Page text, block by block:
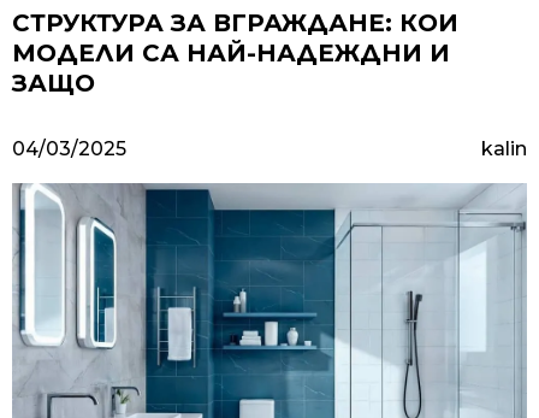
СТРУКТУРА ЗА ВГРАЖДАНЕ: КОИ
МОДЕЛИ СА НАЙ-НАДЕЖДНИ И
ЗАЩО
04/03/2025 kalin